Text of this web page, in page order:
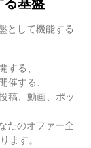
として機能する
る、
する、
稿、動画、ポッ
たのオファー全
ます。